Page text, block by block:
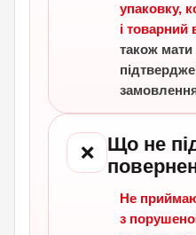
упаковку,
і товарний
також мати
❌
Що не
Не
з